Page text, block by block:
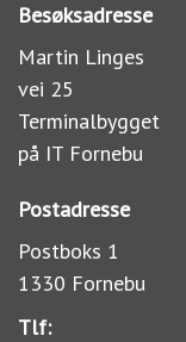
Besøksadresse
Martin Linges
vei 25
Terminalbygget
på IT Fornebu
Postadresse
Postboks 1
1330 Fornebu
Tlf: